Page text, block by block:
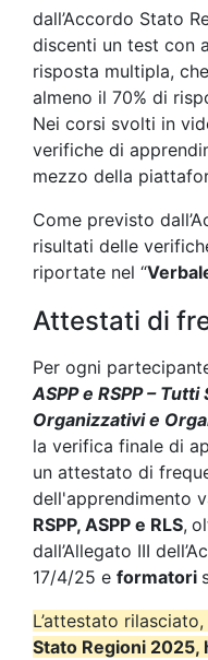
dall’Accordo Stato
discenti un test con
risposta multipla,
almeno il 70% di
Nei corsi svolti in
verifiche di
mezzo della
Come previsto
risultati delle
riportate nel “
Attestati di
Per ogni
ASPP e RSPP – Tutti
Organizzativi e
la verifica finale di
un attestato di
dell'apprendimento
RSPP, ASPP e RLS,
dall’Allegato III
17/4/25 e formatori
L’attestato rilasciato,
Stato Regioni 2025,